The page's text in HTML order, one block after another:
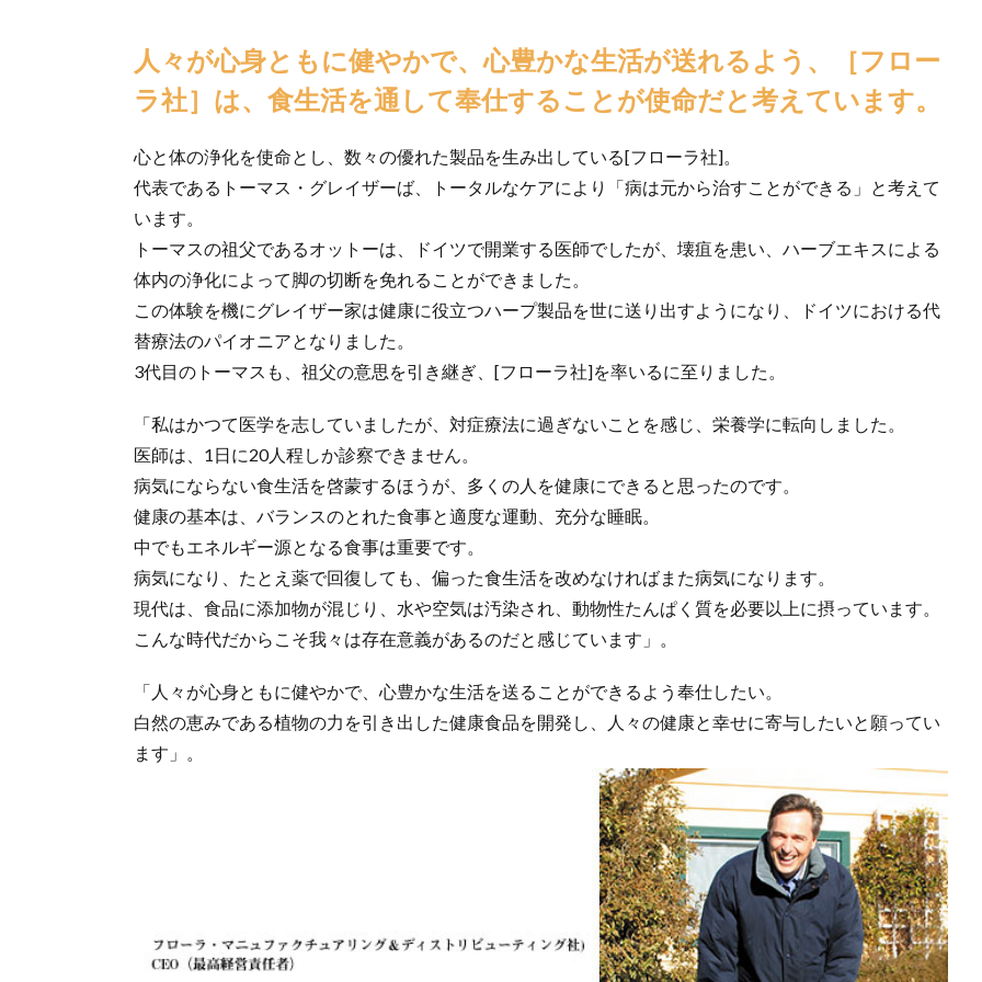
人々が心身ともに健やかで、心豊かな生活が送れるよう、［フロー
ラ社］は、食生活を通して奉仕することが使命だと考えています。
心と体の浄化を使命とし、数々の優れた製品を生み出している[フローラ社]。
代表であるトーマス・グレイザーば、トータルなケアにより「病は元から治すことができる」と考えて
います。
トーマスの祖父であるオットーは、ドイツで開業する医師でしたが、壊疽を患い、ハーブエキスによる
体内の浄化によって脚の切断を免れることができました。
この体験を機にグレイザー家は健康に役立つハープ製品を世に送り出すようになり、ドイツにおける代
替療法のパイオニアとなりました。
3代目のトーマスも、祖父の意思を引き継ぎ、[フローラ社]を率いるに至りました。
「私はかつて医学を志していましたが、対症療法に過ぎないことを感じ、栄養学に転向しました。
医師は、1日に20人程しか診察できません。
病気にならない食生活を啓蒙するほうが、多くの人を健康にできると思ったのです。
健康の基本は、バランスのとれた食事と適度な運動、充分な睡眠。
中でもエネルギー源となる食事は重要です。
病気になり、たとえ薬で回復しても、偏った食生活を改めなければまた病気になります。
現代は、食品に添加物が混じり、水や空気は汚染され、動物性たんぱく質を必要以上に摂っています。
こんな時代だからこそ我々は存在意義があるのだと感じています」。
「人々が心身ともに健やかで、心豊かな生活を送ることができるよう奉仕したい。
白然の恵みである植物の力を引き出した健康食品を開発し、人々の健康と幸せに寄与したいと願ってい
ます」。